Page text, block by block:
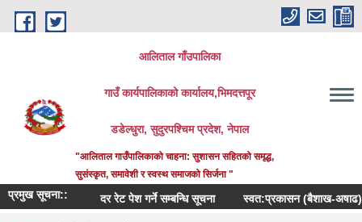
Skip to main content
आलिताल गाँउपालिका
गाउँ कार्यपालिकाको कार्यालय,भिमदत्तपूर
डडेल्धुरा, सुदुरपश्चिम प्रदेश, नेपाल
"आलिताल गाउँपालिकाको चाहना: सुशासन सहितको समृद्ध,
सुसंस्कृत, समावेशी र स्वस्थ समाजको सिर्जना "
प्रमुख सूचना:: दर रेट पेश गर्ने सम्बन्धि सूचना स्वत:प्रकासन (बैशाख-अषाढ)